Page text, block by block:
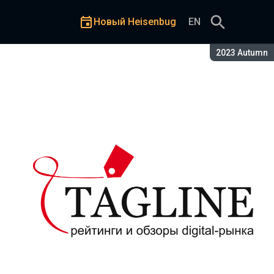
Сезон:
2023 Autumn
Новый Heisenbug EN